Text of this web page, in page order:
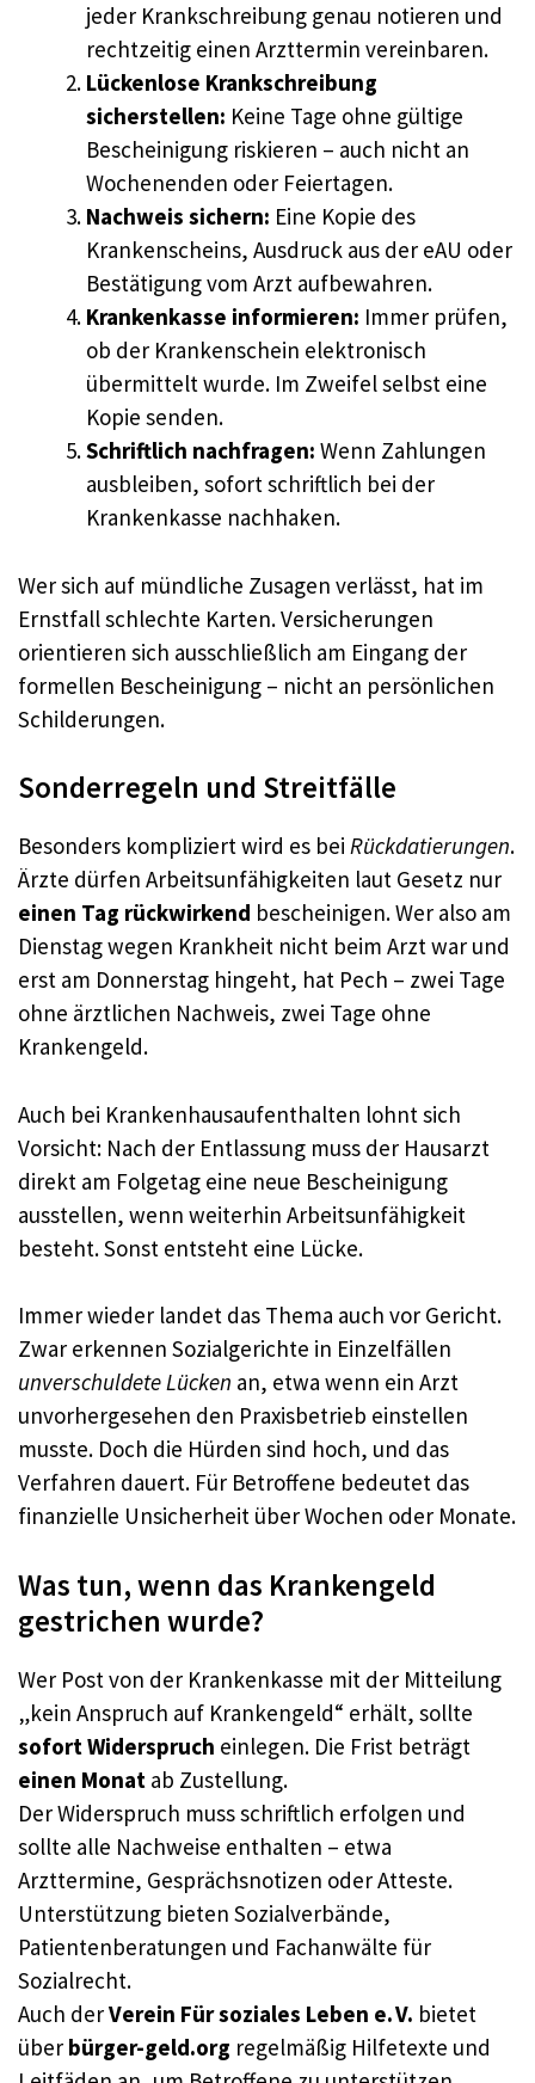
jeder Krankschreibung genau notieren und
rechtzeitig einen Arzttermin vereinbaren.
Lückenlose Krankschreibung
sicherstellen: Keine Tage ohne gültige
Bescheinigung riskieren – auch nicht an
Wochenenden oder Feiertagen.
Nachweis sichern: Eine Kopie des
Krankenscheins, Ausdruck aus der eAU oder
Bestätigung vom Arzt aufbewahren.
Krankenkasse informieren: Immer prüfen,
ob der Krankenschein elektronisch
übermittelt wurde. Im Zweifel selbst eine
Kopie senden.
Schriftlich nachfragen: Wenn Zahlungen
ausbleiben, sofort schriftlich bei der
Krankenkasse nachhaken.
Wer sich auf mündliche Zusagen verlässt, hat im
Ernstfall schlechte Karten. Versicherungen
orientieren sich ausschließlich am Eingang der
formellen Bescheinigung – nicht an persönlichen
Schilderungen.
Sonderregeln und Streitfälle
Besonders kompliziert wird es bei Rückdatierungen.
Ärzte dürfen Arbeitsunfähigkeiten laut Gesetz nur
einen Tag rückwirkend bescheinigen. Wer also am
Dienstag wegen Krankheit nicht beim Arzt war und
erst am Donnerstag hingeht, hat Pech – zwei Tage
ohne ärztlichen Nachweis, zwei Tage ohne
Krankengeld.
Auch bei Krankenhausaufenthalten lohnt sich
Vorsicht: Nach der Entlassung muss der Hausarzt
direkt am Folgetag eine neue Bescheinigung
ausstellen, wenn weiterhin Arbeitsunfähigkeit
besteht. Sonst entsteht eine Lücke.
Immer wieder landet das Thema auch vor Gericht.
Zwar erkennen Sozialgerichte in Einzelfällen
unverschuldete Lücken an, etwa wenn ein Arzt
unvorhergesehen den Praxisbetrieb einstellen
musste. Doch die Hürden sind hoch, und das
Verfahren dauert. Für Betroffene bedeutet das
finanzielle Unsicherheit über Wochen oder Monate.
Was tun, wenn das Krankengeld
gestrichen wurde?
Wer Post von der Krankenkasse mit der Mitteilung
„kein Anspruch auf Krankengeld“ erhält, sollte
sofort Widerspruch einlegen. Die Frist beträgt
einen Monat ab Zustellung.
Der Widerspruch muss schriftlich erfolgen und
sollte alle Nachweise enthalten – etwa
Arzttermine, Gesprächsnotizen oder Atteste.
Unterstützung bieten Sozialverbände,
Patientenberatungen und Fachanwälte für
Sozialrecht.
Auch derVerein Für soziales Leben e. V. bietet
über bürger-geld.org regelmäßig Hilfetexte und